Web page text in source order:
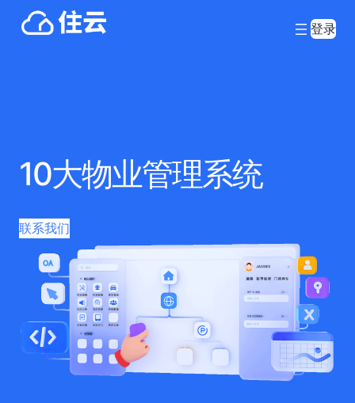
登录
10大物业管理系统
联系我们